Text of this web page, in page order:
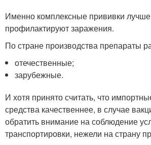
Именно комплексные прививки лучше
профилактируют заражения.
По стране производства препараты
отечественные;
зарубежные.
И хотя принято считать, что
средства качественнее, в случае
обратить внимание на соблюдение
транспортировки, нежели на страну